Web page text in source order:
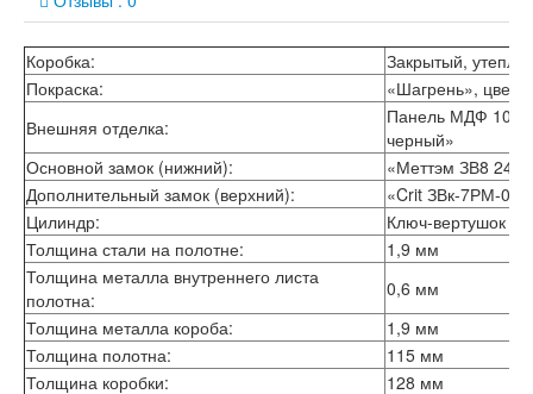
Лабиринт Пазл
Лабиринт Пиано
Лабиринт Пиано Смарт 2.0
Лабиринт Платинум
Лабиринт Полярис лайт
Лабиринт Роял
Лабиринт Сильвер
Лабиринт Сияна
Лабиринт Скандия
Лабиринт Смартлаб
Лабиринт Соналаб
Лабиринт Термолайт
Лабиринт Термомагнит
Лабиринт Трендо
Лабиринт Тундра Плюс
Коробка:
Закрытый,
Покраска:
«Шагрень», цвет
Внешняя отделка:
Панель МДФ 10
черный»
Основной замок (нижний):
«Меттэм ЗВ8
Дополнительный замок (верхний):
«Crit ЗВк-7РМ-
Цилиндр:
Ключ-вертушок
Толщина стали на полотне:
1,9 мм
Толщина металла внутреннего листа
полотна:
0,6 мм
Толщина металла короба:
1,9 мм
Толщина полотна:
115 мм
Толщина коробки:
128 мм